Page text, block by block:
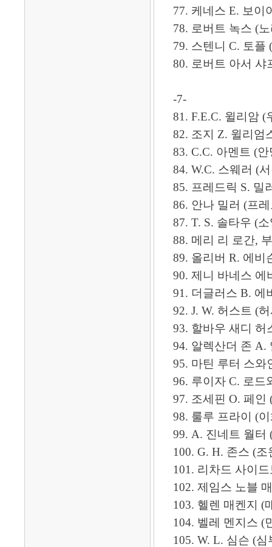
77. 케네스 E. 보이
78. 로버트 녹스 (
79. 스텐니 C. 토플
80. 로버트 아서 샤
-7-
81. F.E.C. 윌리암 (
82. 조지 Z. 윌리엄
83. C.C. 아멘트 (
84. W.C. 스웨러 (
85. 프레드릭 S. 밀
86. 안나 밀러 (프
87. T. S. 솔타우 (
88. 메리 리 로간,
89. 올리버 R. 에비
90. 제니 바네스 에
91. 더글러스 B. 에
92. J. W. 허스트 (
93. 할바우 새디 허
94. 알렉산더 존 A.
95. 마틴 루터 스와
96. 루이자 C. 로드
97. 조세핀 O. 페인
98. 룰루 프라이 (
99. A. 진네트 월터
100. G. H. 존스 (
101. 리차드 사이
102. 제임스 노블
103. 헬렌 매켄지 (
104. 벨레 멘지스 (
105. W. L. 심슨 (